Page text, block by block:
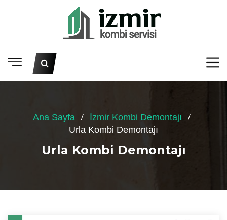
Ana Sayfa
İzmir Kombi Demontajı
Urla Kombi Demontajı
Urla Kombi Demontajı